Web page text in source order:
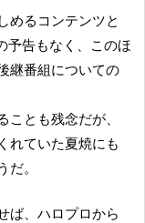
予告もなく、このほ
継番組についての
とも残念だが、
れていた夏焼にも
だ。